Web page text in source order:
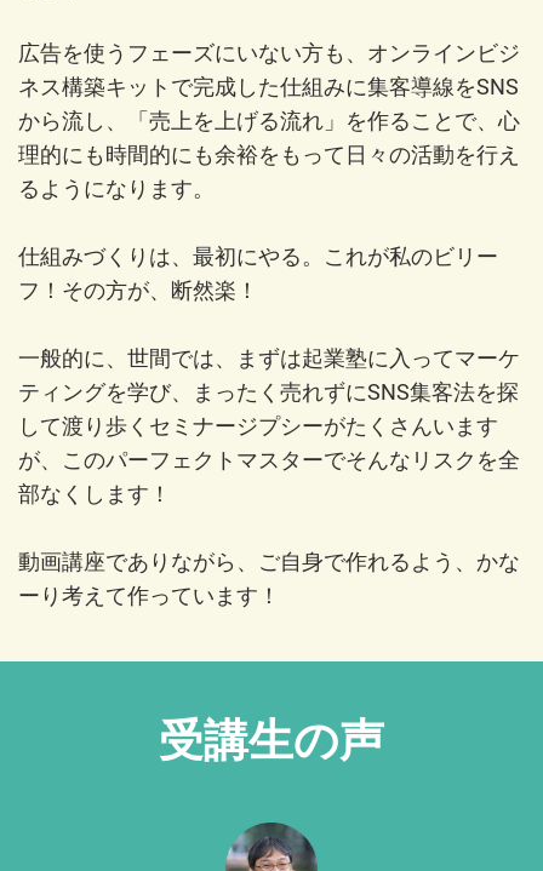
広告を使うフェーズにいない方も、オンラインビジ
ネス構築キットで完成した仕組みに集客導線をSNS
から流し、「売上を上げる流れ」を作ることで、心
理的にも時間的にも余裕をもって日々の活動を行え
るようになります。
仕組みづくりは、最初にやる。これが私のビリー
フ！その方が、断然楽！
一般的に、世間では、まずは起業塾に入ってマーケ
ティングを学び、まったく売れずにSNS集客法を探
して渡り歩くセミナージプシーがたくさんいます
が、このパーフェクトマスターでそんなリスクを全
部なくします！
動画講座でありながら、ご自身で作れるよう、かな
ーり考えて作っています！
受講生の声